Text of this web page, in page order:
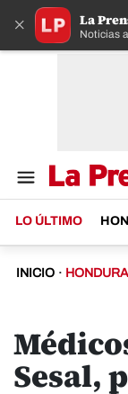
× La
Noticias
LO ÚLTIMO
INICIO ·
Sesal,